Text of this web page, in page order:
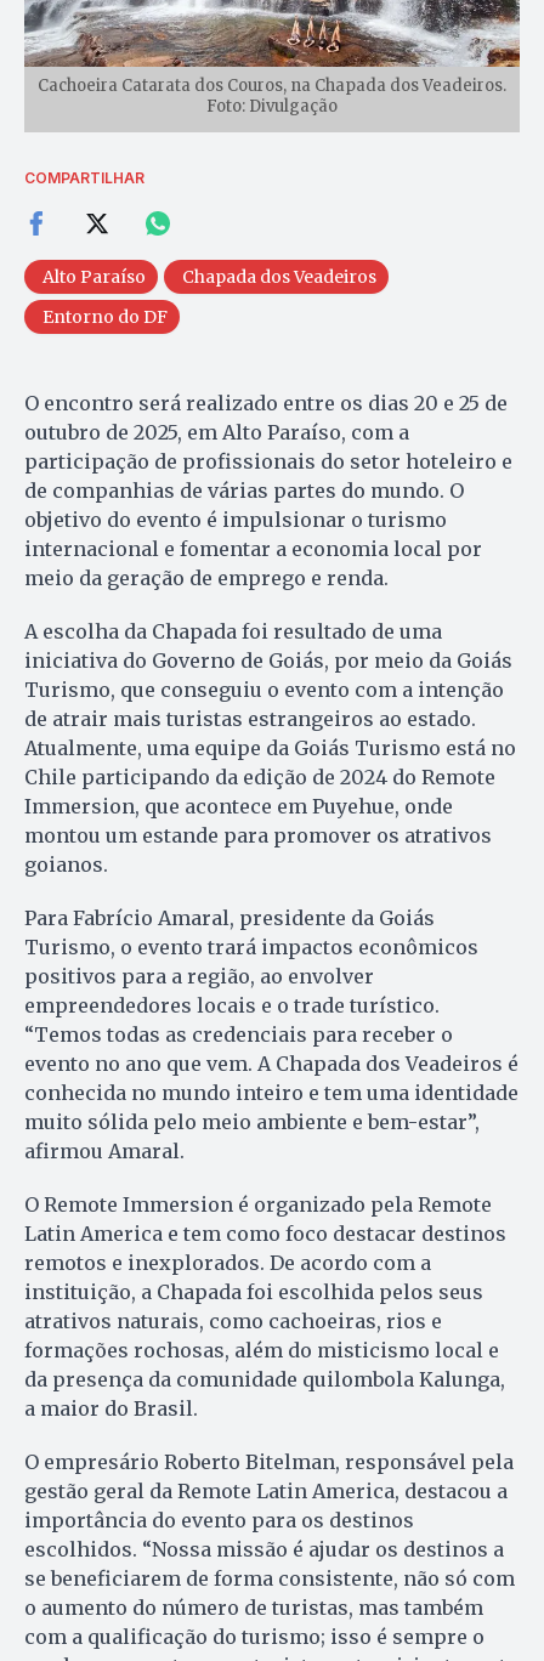
Cachoeira Catarata dos Couros, na Chapada dos Veadeiros.
Foto: Divulgação
COMPARTILHAR
Alto Paraíso
Chapada dos Veadeiros
Entorno do DF
O encontro será realizado entre os dias 20 e 25 de
outubro de 2025, em Alto Paraíso, com a
participação de profissionais do setor hoteleiro e
de companhias de várias partes do mundo. O
objetivo do evento é impulsionar o turismo
internacional e fomentar a economia local por
meio da geração de emprego e renda.
A escolha da Chapada foi resultado de uma
iniciativa do Governo de Goiás, por meio da Goiás
Turismo, que conseguiu o evento com a intenção
de atrair mais turistas estrangeiros ao estado.
Atualmente, uma equipe da Goiás Turismo está no
Chile participando da edição de 2024 do Remote
Immersion, que acontece em Puyehue, onde
montou um estande para promover os atrativos
goianos.
Para Fabrício Amaral, presidente da Goiás
Turismo, o evento trará impactos econômicos
positivos para a região, ao envolver
empreendedores locais e o trade turístico.
“Temos todas as credenciais para receber o
evento no ano que vem. A Chapada dos Veadeiros é
conhecida no mundo inteiro e tem uma identidade
muito sólida pelo meio ambiente e bem-estar”,
afirmou Amaral.
O Remote Immersion é organizado pela Remote
Latin America e tem como foco destacar destinos
remotos e inexplorados. De acordo com a
instituição, a Chapada foi escolhida pelos seus
atrativos naturais, como cachoeiras, rios e
formações rochosas, além do misticismo local e
da presença da comunidade quilombola Kalunga,
a maior do Brasil.
O empresário Roberto Bitelman, responsável pela
gestão geral da Remote Latin America, destacou a
importância do evento para os destinos
escolhidos. “Nossa missão é ajudar os destinos a
se beneficiarem de forma consistente, não só com
o aumento do número de turistas, mas também
com a qualificação do turismo; isso é sempre o